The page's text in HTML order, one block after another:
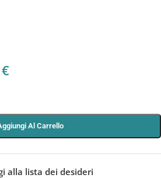
€
Al Carrello
alla lista dei desideri